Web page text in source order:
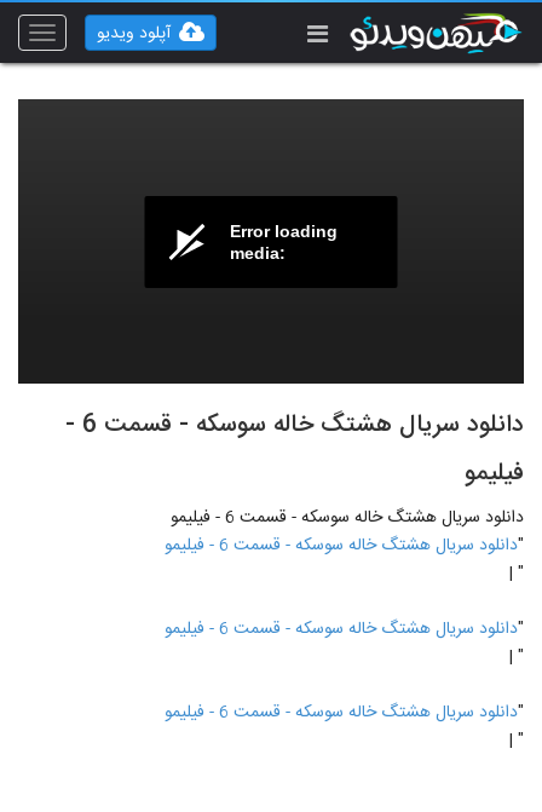
Toggle
آپلود ویدیو
Error loading
media:
دانلود سریال هشتگ خاله سوسکه - قسمت 6 -
فیلیمو
دانلود سریال هشتگ خاله سوسکه - قسمت 6 - فیلیمو
"دانلود سریال هشتگ خاله سوسکه - قسمت 6 - فیلیمو
" |
"دانلود سریال هشتگ خاله سوسکه - قسمت 6 - فیلیمو
" |
"دانلود سریال هشتگ خاله سوسکه - قسمت 6 - فیلیمو
" |